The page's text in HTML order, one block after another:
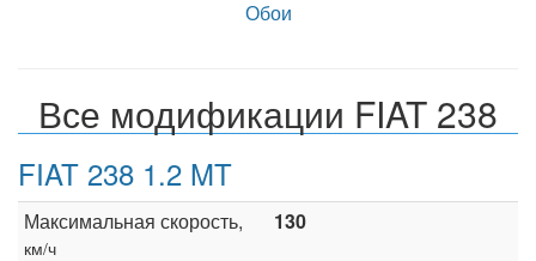
Обои
Все модификации FIAT 238
FIAT 238 1.2 MT
Максимальная скорость,
км/ч
130